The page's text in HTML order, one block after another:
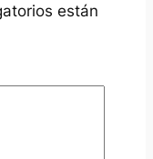
están